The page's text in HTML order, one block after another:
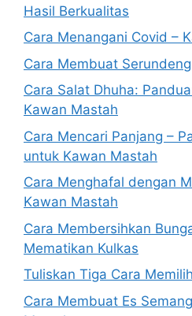
Hasil Berkualitas
Cara Menangani Covid –
Cara Membuat
Cara Salat Dhuha:
Kawan Mastah
Cara Mencari Panjang –
untuk Kawan Mastah
Cara Menghafal dengan
Kawan Mastah
Cara Membersihkan
Mematikan Kulkas
Tuliskan Tiga Cara
Cara Membuat Es